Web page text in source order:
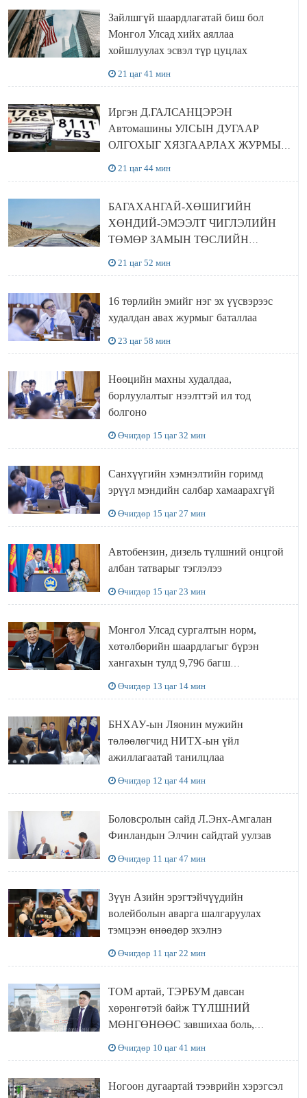
Зайлшгүй шаардлагатай биш бол
Монгол Улсад хийх аяллаа
хойшлуулах эсвэл түр цуцлах
21 цаг 41 мин
Иргэн Д.ГАЛСАНЦЭРЭН
Автомашины УЛСЫН ДУГААР
ОЛГОХЫГ ХЯЗГААРЛАХ ЖУРМЫГ
ЦУЦЛУУЛАХ санал гаргажээ
21 цаг 44 мин
БАГАХАНГАЙ-ХӨШИГИЙН
ХӨНДИЙ-ЭМЭЭЛТ ЧИГЛЭЛИЙН
ТӨМӨР ЗАМЫН ТӨСЛИЙН
БҮТЭЭН БАЙГУУЛАЛТ
ЭРЧИМЖИЖ БАЙНА
21 цаг 52 мин
16 төрлийн эмийг нэг эх үүсвэрээс
худалдан авах журмыг баталлаа
23 цаг 58 мин
Нөөцийн махны худалдаа,
борлуулалтыг нээлттэй ил тод
болгоно
Өчигдөр 15 цаг 32 мин
Санхүүгийн хэмнэлтийн горимд
эрүүл мэндийн салбар хамаарахгүй
Өчигдөр 15 цаг 27 мин
Автобензин, дизель түлшний онцгой
албан татварыг тэглэлээ
Өчигдөр 15 цаг 23 мин
Монгол Улсад сургалтын норм,
хөтөлбөрийн шаардлагыг бүрэн
хангахын тулд 9,796 багш
шаардлагатай
Өчигдөр 13 цаг 14 мин
БНХАУ-ын Ляонин мужийн
төлөөлөгчид НИТХ-ын үйл
ажиллагаатай танилцлаа
Өчигдөр 12 цаг 44 мин
Боловсролын сайд Л.Энх-Амгалан
Финландын Элчин сайдтай уулзав
Өчигдөр 11 цаг 47 мин
Зүүн Азийн эрэгтэйчүүдийн
волейболын аварга шалгаруулах
тэмцээн өнөөдөр эхэлнэ
Өчигдөр 11 цаг 22 мин
ТОМ артай, ТЭРБУМ давсан
хөрөнгөтэй байж ТҮЛШНИЙ
МӨНГӨНӨӨС завшихаа боль,
Ц.ЭРДЭНЭБАЯР захирал аа!!
Өчигдөр 10 цаг 41 мин
Ногоон дугаартай тээврийн хэрэгсэл